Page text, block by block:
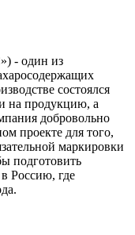
- один из
состоялся
на продукцию, а
добровольно
проекте для того,
маркировки
подготовить
Россию, где